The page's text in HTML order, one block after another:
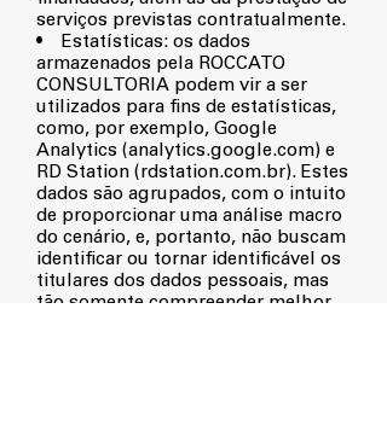
serviços previstas contratualmente.
• Estatísticas: os dados
armazenados pela ROCCATO
CONSULTORIA podem vir a ser
utilizados para fins de estatísticas,
como, por exemplo, Google
Analytics (analytics.google.com) e
RD Station (rdstation.com.br). Estes
dados são agrupados, com o intuito
de proporcionar uma análise macro
do cenário, e, portanto, não buscam
identificar ou tornar identificável os
titulares dos dados pessoais, mas
tão somente compreender melhor